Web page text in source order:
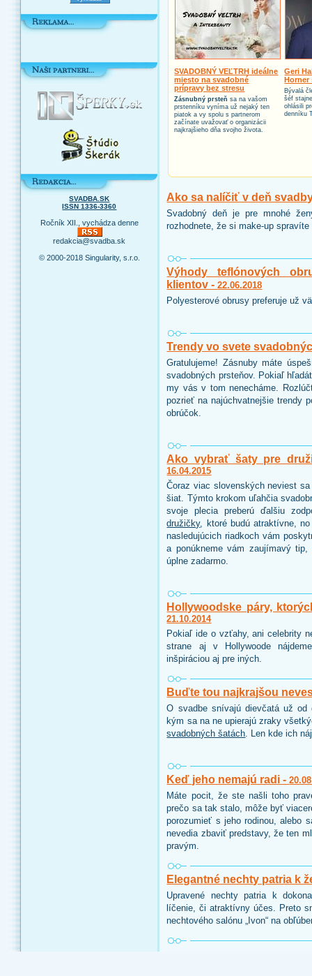
SVADBA.SK
ISSN 1336-3360
Ročník XII., vychádza denne
redakcia@svadba.sk
© 2000-2018 Singularity, s.r.o.
SVADOBNÝ VEĽTRH ideálne
miesto na svadobné
prípravy bez stresu
Zásnubný prsteň sa na vašom
prstenníku vyníma už nejaký ten
piatok a vy spolu s partnerom
začínate uvažovať o organizácii
najkrajšieho dňa svojho života.
Geri
Horner
Bývalá
šéf
ohlásili
denníku
Ako sa nalíčiť v deň
Svadobný deň je pre mnohé
rozhodnete, že si make-up
Výhody teflónových
klientov -22.06.2018
Polyesterové obrusy preferuje už
Trendy vo svete
Gratulujeme! Zásnuby máte
svadobných prsteňov. Pokiaľ
my vás v tom nenecháme.
pozrieť na najúchvatnejšie trendy
obrúčok.
Ako vybrať šaty pre
16.04.2015
Čoraz viac slovenských neviest
šiat. Týmto krokom uľahčia
svoje plecia preberú ďalšiu
družičky, ktoré budú atraktívne,
nasledujúcich riadkoch vám
a ponúkneme vám zaujímavý
úplne zadarmo.
Hollywoodske páry,
21.10.2014
Pokiaľ ide o vzťahy, ani celebrity
strane aj v Hollywoode
inšpiráciou aj pre iných.
Buďte tou najkrajšou
O svadbe snívajú dievčatá už
kým sa na ne upierajú zraky
svadobných šatách. Len kde ich
Keď jeho nemajú radi -
Máte pocit, že ste našli toho
prečo sa tak stalo, môže byť
porozumieť s jeho rodinou, alebo
nevedia zbaviť predstavy, že ten
pravým.
Elegantné nechty patria k
Upravené nechty patria k
líčenie, či atraktívny účes. Preto
nechtového salónu „Ivon“ na